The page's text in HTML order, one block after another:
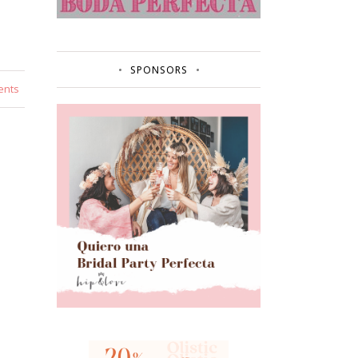
SPONSORS